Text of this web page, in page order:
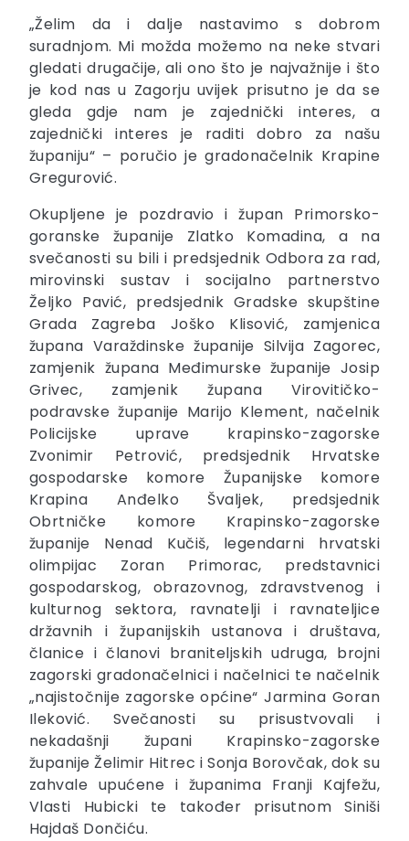
„Želim da i dalje nastavimo s dobrom
suradnjom. Mi možda možemo na neke stvari
gledati drugačije, ali ono što je najvažnije i što
je kod nas u Zagorju uvijek prisutno je da se
gleda gdje nam je zajednički interes, a
zajednički interes je raditi dobro za našu
županiju“ – poručio je gradonačelnik Krapine
Gregurović.
Okupljene je pozdravio i župan Primorsko-
goranske županije Zlatko Komadina, a na
svečanosti su bili i predsjednik Odbora za rad,
mirovinski sustav i socijalno partnerstvo
Željko Pavić, predsjednik Gradske skupštine
Grada Zagreba Joško Klisović, zamjenica
župana Varaždinske županije Silvija Zagorec,
zamjenik župana Međimurske županije Josip
Grivec, zamjenik župana Virovitičko-
podravske županije Marijo Klement, načelnik
Policijske uprave krapinsko-zagorske
Zvonimir Petrović, predsjednik Hrvatske
gospodarske komore Županijske komore
Krapina Anđelko Švaljek, predsjednik
Obrtničke komore Krapinsko-zagorske
županije Nenad Kučiš, legendarni hrvatski
olimpijac Zoran Primorac, predstavnici
gospodarskog, obrazovnog, zdravstvenog i
kulturnog sektora, ravnatelji i ravnateljice
državnih i županijskih ustanova i društava,
članice i članovi braniteljskih udruga, brojni
zagorski gradonačelnici i načelnici te načelnik
„najistočnije zagorske općine“ Jarmina Goran
Ileković. Svečanosti su prisustvovali i
nekadašnji župani Krapinsko-zagorske
županije Želimir Hitrec i Sonja Borovčak, dok su
zahvale upućene i županima Franji Kajfežu,
Vlasti Hubicki te također prisutnom Siniši
Hajdaš Dončiću.